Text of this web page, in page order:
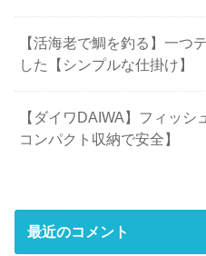
【活海老で鯛を釣る】一つ
した【シンプルな仕掛け】
【ダイワDAIWA】フィッ
コンパクト収納で安全】
最近のコメント